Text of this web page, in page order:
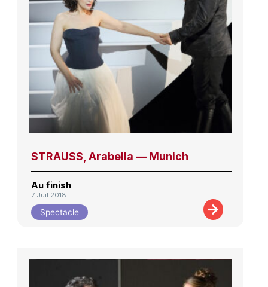
STRAUSS, Arabella — Munich
Au finish
7 Juil 2018
Spectacle